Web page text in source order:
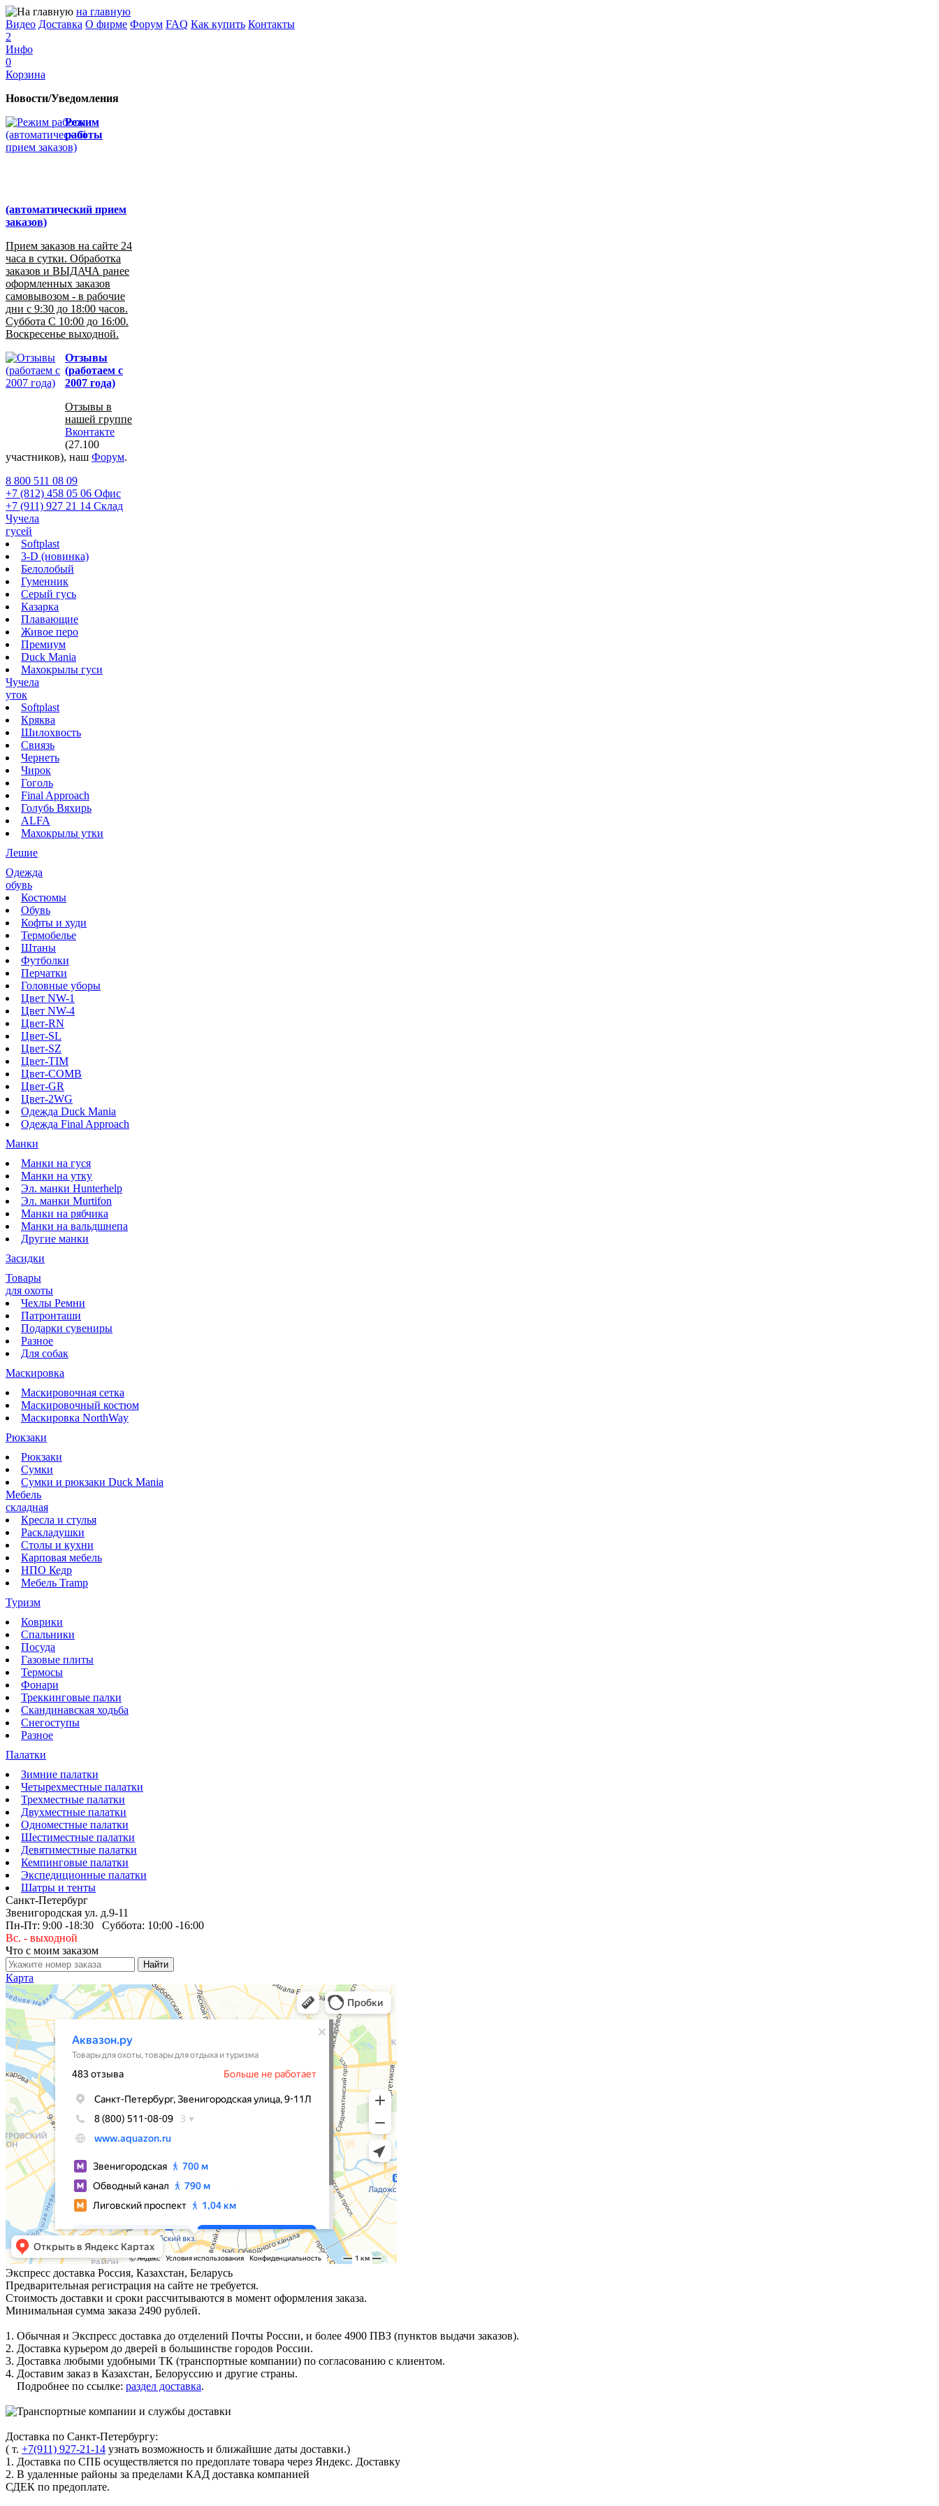
на главную
Видео Доставка О фирме Форум FAQ Как купить Контакты
2
Инфо
0
Корзина
Новости/Уведомления
Режим
работы
(автоматический прием
заказов)
Прием заказов на сайте 24
часа в сутки. Обработка
заказов и ВЫДАЧА ранее
оформленных заказов
самовывозом - в рабочие
дни с 9:30 до 18:00 часов.
Суббота С 10:00 до 16:00.
Воскресенье выходной.
Отзывы
(работаем с
2007 года)
Отзывы в
нашей группе
Вконтакте
(27.100
участников), наш Форум.
8 800 511 08 09
+7 (812) 458 05 06 Офис
+7 (911) 927 21 14 Склад
Чучела
гусей
Softplast
3-D (новинка)
Белолобый
Гуменник
Серый гусь
Казарка
Плавающие
Живое перо
Премиум
Duck Mania
Махокрылы гуси
Чучела
уток
Softplast
Кряква
Шилохвость
Свиязь
Чернеть
Чирок
Гоголь
Final Approach
Голубь Вяхирь
ALFA
Махокрылы утки
Лешие
Одежда
обувь
Костюмы
Обувь
Кофты и худи
Термобелье
Штаны
Футболки
Перчатки
Головные уборы
Цвет NW-1
Цвет NW-4
Цвет-RN
Цвет-SL
Цвет-SZ
Цвет-TIM
Цвет-COMB
Цвет-GR
Цвет-2WG
Одежда Duck Mania
Одежда Final Approach
Манки
Манки на гуся
Манки на утку
Эл. манки Hunterhelp
Эл. манки Murtifon
Манки на рябчика
Манки на вальдшнепа
Другие манки
Засидки
Товары
для охоты
Чехлы Ремни
Патронташи
Подарки сувениры
Разное
Для собак
Маскировка
Маскировочная сетка
Маскировочный костюм
Маскировка NorthWay
Рюкзаки
Рюкзаки
Сумки
Сумки и рюкзаки Duck Mania
Мебель
складная
Кресла и стулья
Раскладушки
Столы и кухни
Карповая мебель
НПО Кедр
Мебель Tramp
Туризм
Коврики
Спальники
Посуда
Газовые плиты
Термосы
Фонари
Треккинговые палки
Скандинавская ходьба
Снегоступы
Разное
Палатки
Зимние палатки
Четырехместные палатки
Трехместные палатки
Двухместные палатки
Одноместные палатки
Шестиместные палатки
Девятиместные палатки
Кемпинговые палатки
Экспедиционные палатки
Шатры и тенты
Санкт-Петербург
Звенигородская ул. д.9-11
Пн-Пт: 9:00 -18:30 Суббота: 10:00 -16:00
Вс. - выходной
Что с моим заказом
Карта
Экспресс доставка Россия, Казахстан, Беларусь
Предварительная регистрация на сайте не требуется.
Стоимость доставки и сроки рассчитываются в момент оформления заказа.
Минимальная сумма заказа 2490 рублей.
1. Обычная и Экспресс доставка до отделений Почты России, и более 4900 ПВЗ (пунктов выдачи заказов).
2. Доставка курьером до дверей в большинстве городов России.
3. Доставка любыми удобными ТК (транспортные компании) по согласованию с клиентом.
4. Доставим заказ в Казахстан, Белоруссию и другие страны.
Подробнее по ссылке: раздел доставка.
Доставка по Санкт-Петербургу:
( т. +7(911) 927-21-14 узнать возможность и ближайшие даты доставки.)
1. Доставка по СПБ осуществляется по предоплате товара через Яндекс. Доставку
2. В удаленные районы за пределами КАД доставка компанией
СДЕК по предоплате.